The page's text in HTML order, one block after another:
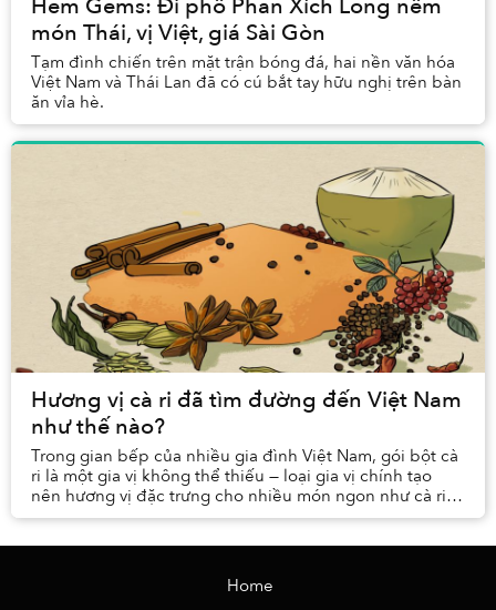
Hẻm Gems: Đi phố Phan Xích Long nếm
món Thái, vị Việt, giá Sài Gòn
Tạm đình chiến trên mặt trận bóng đá, hai nền văn hóa
Việt Nam và Thái Lan đã có cú bắt tay hữu nghị trên bàn
ăn vỉa hè.
Hương vị cà ri đã tìm đường đến Việt Nam
như thế nào?
Trong gian bếp của nhiều gia đình Việt Nam, gói bột cà
ri là một gia vị không thể thiếu — loại gia vị chính tạo
nên hương vị đặc trưng cho nhiều món ngon như cà ri
gà hay cà ri chay.
Home